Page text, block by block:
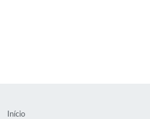
Início